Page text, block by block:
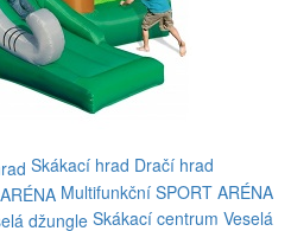
Skákací hrad Dračí hrad
Multifunkční SPORT ARÉNA
Skákací centrum Veselá